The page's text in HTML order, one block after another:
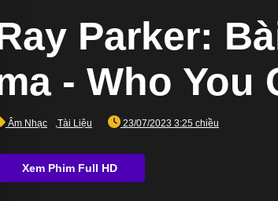
Parker:
- Who You
Âm Nhạc Tài Liệu 23/07/2023 3:25 chiều